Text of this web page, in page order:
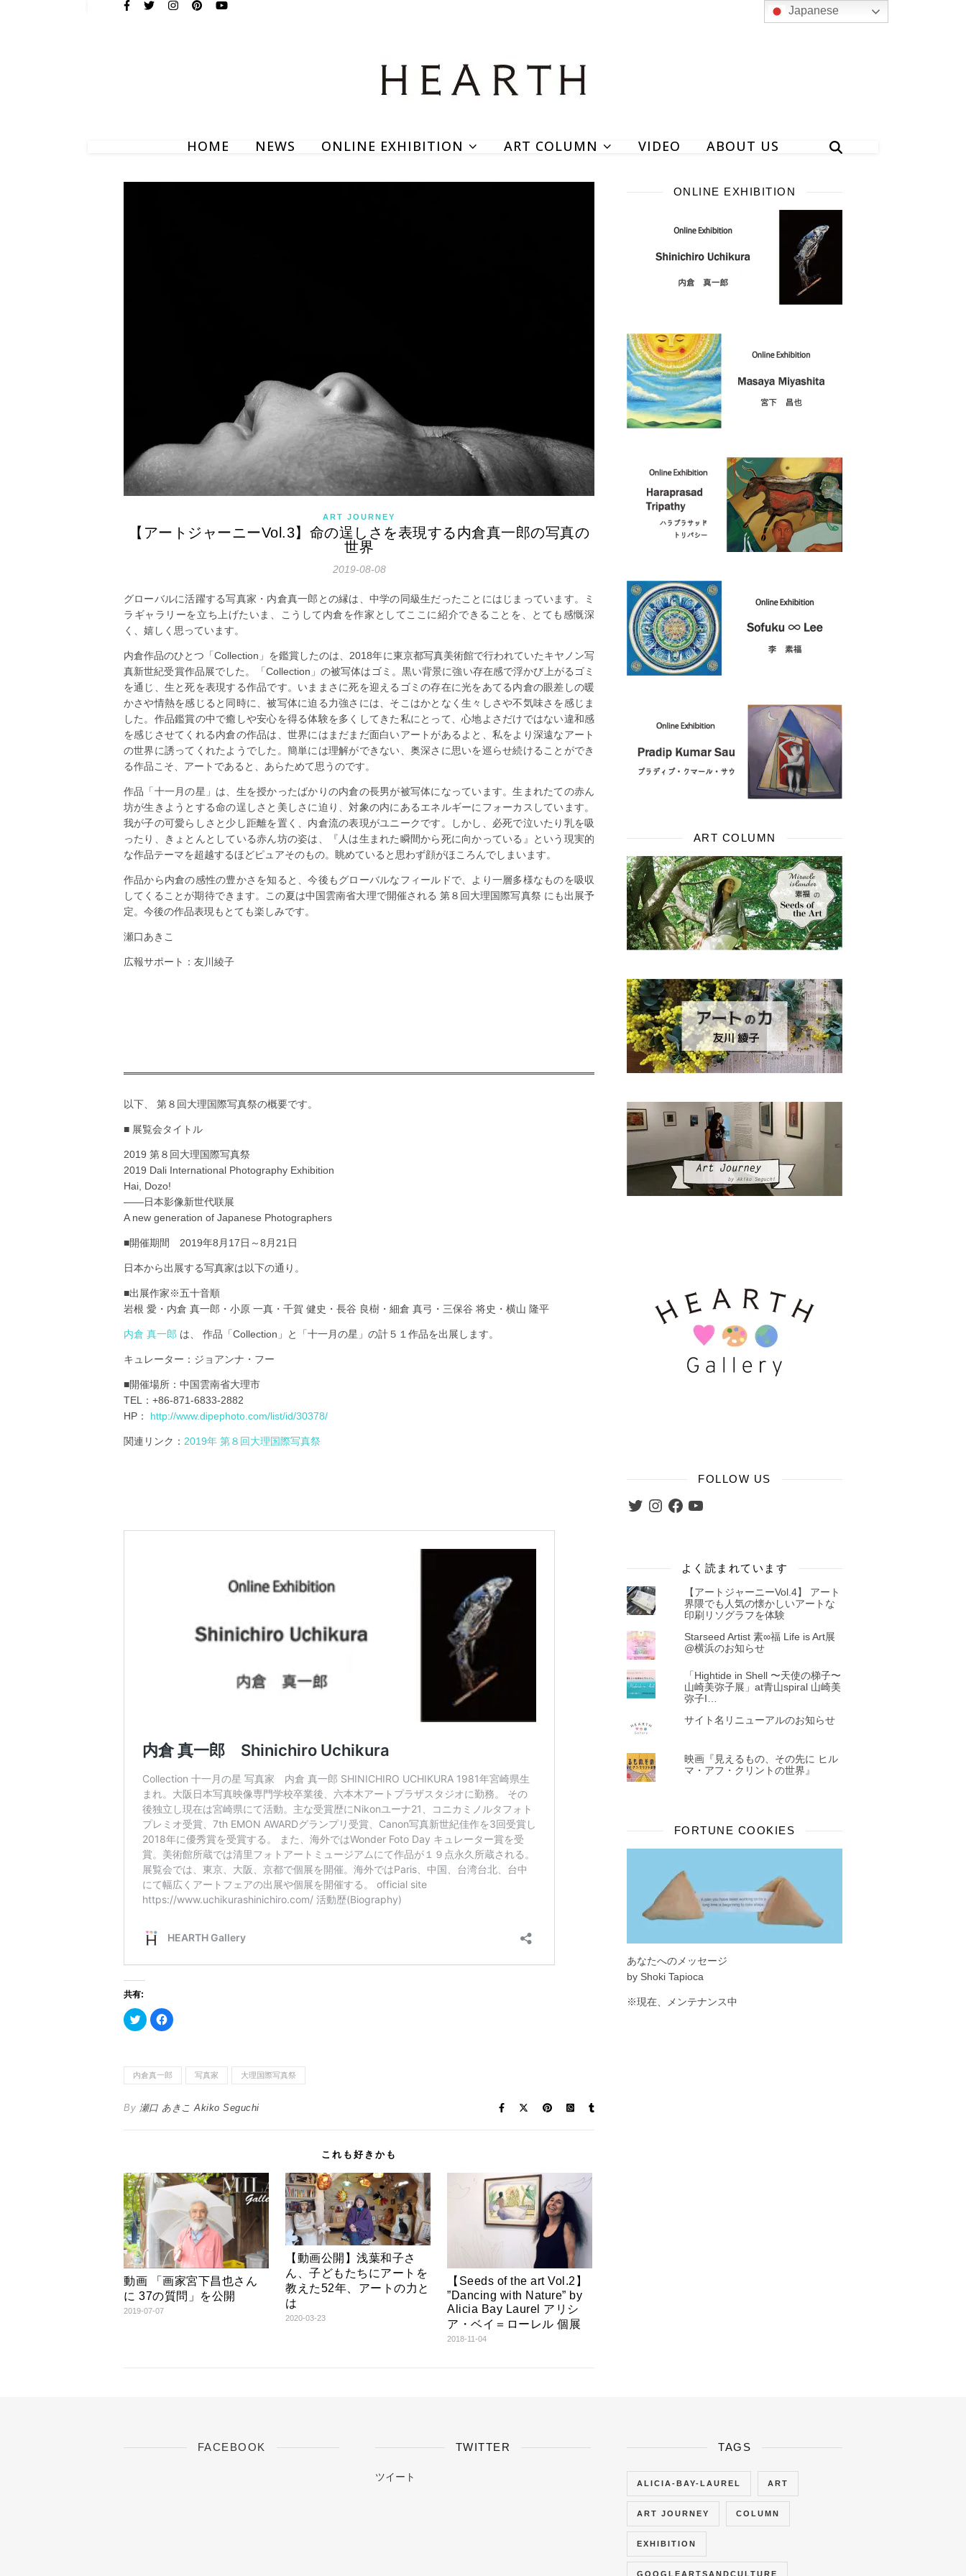
HOME NEWS ONLINE EXHIBITION ART COLUMN VIDEO ABOUT US
ART JOURNEY
【アートジャーニーVol.3】命の逞しさを表現する内倉真一郎の写真の
世界
2019-08-08
グローバルに活躍する写真家・内倉真一郎との縁は、中学の同級生だったことにはじまっています。ミ
ラギャラリーを立ち上げたいま、こうして内倉を作家としてここに紹介できることを、とても感慨深
く、嬉しく思っています。
内倉作品のひとつ「Collection」を鑑賞したのは、2018年に東京都写真美術館で行われていたキヤノン写
真新世紀受賞作品展でした。「Collection」の被写体はゴミ。黒い背景に強い存在感で浮かび上がるゴミ
を通じ、生と死を表現する作品です。いままさに死を迎えるゴミの存在に光をあてる内倉の眼差しの暖
かさや情熱を感じると同時に、被写体に迫る力強さには、そこはかとなく生々しさや不気味さを感じま
した。作品鑑賞の中で癒しや安心を得る体験を多くしてきた私にとって、心地よさだけではない違和感
を感じさせてくれる内倉の作品は、世界にはまだまだ面白いアートがあるよと、私をより深遠なアート
の世界に誘ってくれたようでした。簡単には理解ができない、奥深さに思いを巡らせ続けることができ
る作品こそ、アートであると、あらためて思うのです。
作品「十一月の星」は、生を授かったばかりの内倉の長男が被写体になっています。生まれたての赤ん
坊が生きようとする命の逞しさと美しさに迫り、対象の内にあるエネルギーにフォーカスしています。
我が子の可愛らしさと少し距離を置く、内倉流の表現がユニークです。しかし、必死で泣いたり乳を吸
ったり、きょとんとしている赤ん坊の姿は、『人は生まれた瞬間から死に向かっている』という現実的
な作品テーマを超越するほどピュアそのもの。眺めていると思わず顔がほころんでしまいます。
作品から内倉の感性の豊かさを知ると、今後もグローバルなフィールドで、より一層多様なものを吸収
してくることが期待できます。この夏は中国雲南省大理で開催される 第８回大理国際写真祭 にも出展予
定。今後の作品表現もとても楽しみです。
瀬口あきこ
広報サポート：友川綾子
以下、 第８回大理国際写真祭の概要です。
■ 展覧会タイトル
2019 第８回大理国際写真祭
2019 Dali International Photography Exhibition
Hai, Dozo!
——日本影像新世代联展
A new generation of Japanese Photographers
■開催期間 2019年8月17日～8月21日
日本から出展する写真家は以下の通り。
■出展作家※五十音順
岩根 愛・内倉 真一郎・小原 一真・千賀 健史・長谷 良樹・細倉 真弓・三保谷 将史・横山 隆平
内倉 真一郎 は、 作品「Collection」と「十一月の星」の計５１作品を出展します。
キュレーター：ジョアンナ・フー
■開催場所：中国雲南省大理市
TEL：+86-871-6833-2882
HP： http://www.dipephoto.com/list/id/30378/
関連リンク： 2019年 第８回大理国際写真祭
共有:
ク
リ
T
w
t
e
し
い
ウ
ィ
ン
ド
ウ
で
開
き
ま
す
)
F
a
o
k
有
す
ク
し
て
だ
さ
い
新
し
い
ウ
ィ
ン
ド
ウ
内倉真一郎 写真家 大理国際写真祭
By 瀬口 あきこ Akiko Seguchi
これも好きかも
動画 「画家宮下昌也さん
に 37の質問」を公開
2019-07-07
【動画公開】浅葉和子さ
ん、子どもたちにアートを
教えた52年、アートの力と
は
2020-03-23
【Seeds of the art Vol.2】
”Dancing with Nature” by
Alicia Bay Laurel アリシ
ア・ベイ＝ローレル 個展
2018-11-04
ONLINE EXHIBITION
ART COLUMN
FOLLOW US
TwitterInstagram
FacebookYouTube
よく読まれています
【アートジャーニーVol.4】 アート
界隈でも人気の懐かしいアートな
印刷リソグラフを体験
Starseed Artist 素∞福 Life is Art展
@横浜のお知らせ
「Hightide in Shell 〜天使の梯子〜
山崎美弥子展」at青山spiral 山崎美
弥子I…
サイト名リニューアルのお知らせ
映画『見えるもの、その先に ヒル
マ・アフ・クリントの世界』
FORTUNE COOKIES
あなたへのメッセージ
by Shoki Tapioca
※現在、メンテナンス中
FACEBOOK TWITTER
ツイート
TAGS
ALICIA-BAY-LAUREL ART
ART JOURNEY COLUMN
EXHIBITION
GOOGLEARTSANDCULTURE
Japanese